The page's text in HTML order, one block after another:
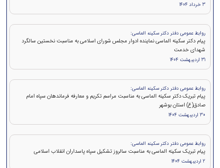
3 خرداد 1404
روابط عمومی دفتر دکتر سکینه الماسی:
پیام دکتر سکینه الماسی نماینده ادوار مجلس شورای اسلامی به مناسبت نخستین سالگرد
شهدای خدمت
31 اردیبهشت 1404
روابط عمومی دفتر دکتر سکینه الماسی:
پیام تبریک دکتر سکینه الماسی به مناسبت مراسم تکریم و معارفه فرماندهان سپاه امام
صادق(ع) استان بوشهر
30 اردیبهشت 1404
روابط عمومی دفتر دکتر سکینه الماسی:
پیام تبریک سکینه الماسی به مناسبت سالروز تشکیل سپاه پاسداران انقلاب اسلامی
2 اردیبهشت 1404